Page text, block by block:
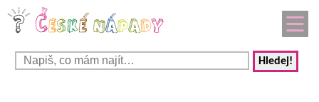
Hledej!